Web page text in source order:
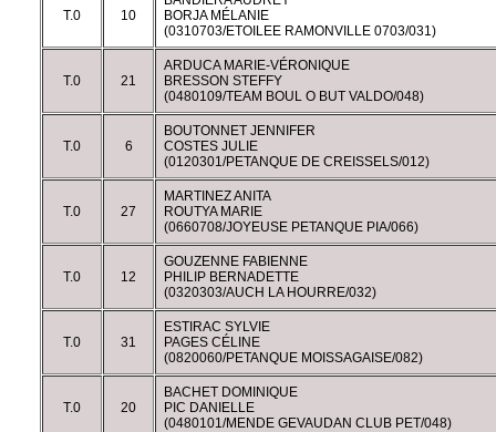
T.0 10
BORJA MÉLANIE
(0310703/ETOILEE RAMONVILLE 0703/031)
T.0 21
ARDUCA MARIE-VÉRONIQUE
BRESSON STEFFY
(0480109/TEAM BOUL O BUT VALDO/048)
T.0 6
BOUTONNET JENNIFER
COSTES JULIE
(0120301/PETANQUE DE CREISSELS/012)
T.0 27
MARTINEZ ANITA
ROUTYA MARIE
(0660708/JOYEUSE PETANQUE PIA/066)
T.0 12
GOUZENNE FABIENNE
PHILIP BERNADETTE
(0320303/AUCH LA HOURRE/032)
T.0 31
ESTIRAC SYLVIE
PAGES CÉLINE
(0820060/PETANQUE MOISSAGAISE/082)
T.0 20
BACHET DOMINIQUE
PIC DANIELLE
(0480101/MENDE GEVAUDAN CLUB PET/048)